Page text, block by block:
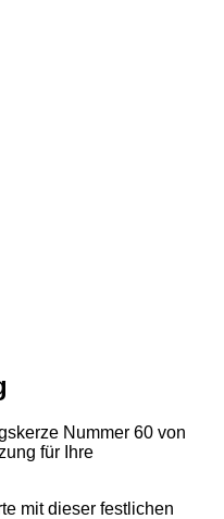
Nummer 60 von
für Ihre
mit dieser festlichen